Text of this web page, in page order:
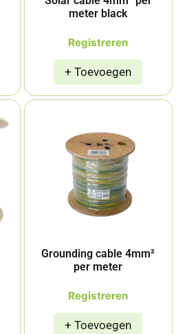
meter black
Registreren
Grounding cable 4mm²
per meter
Registreren